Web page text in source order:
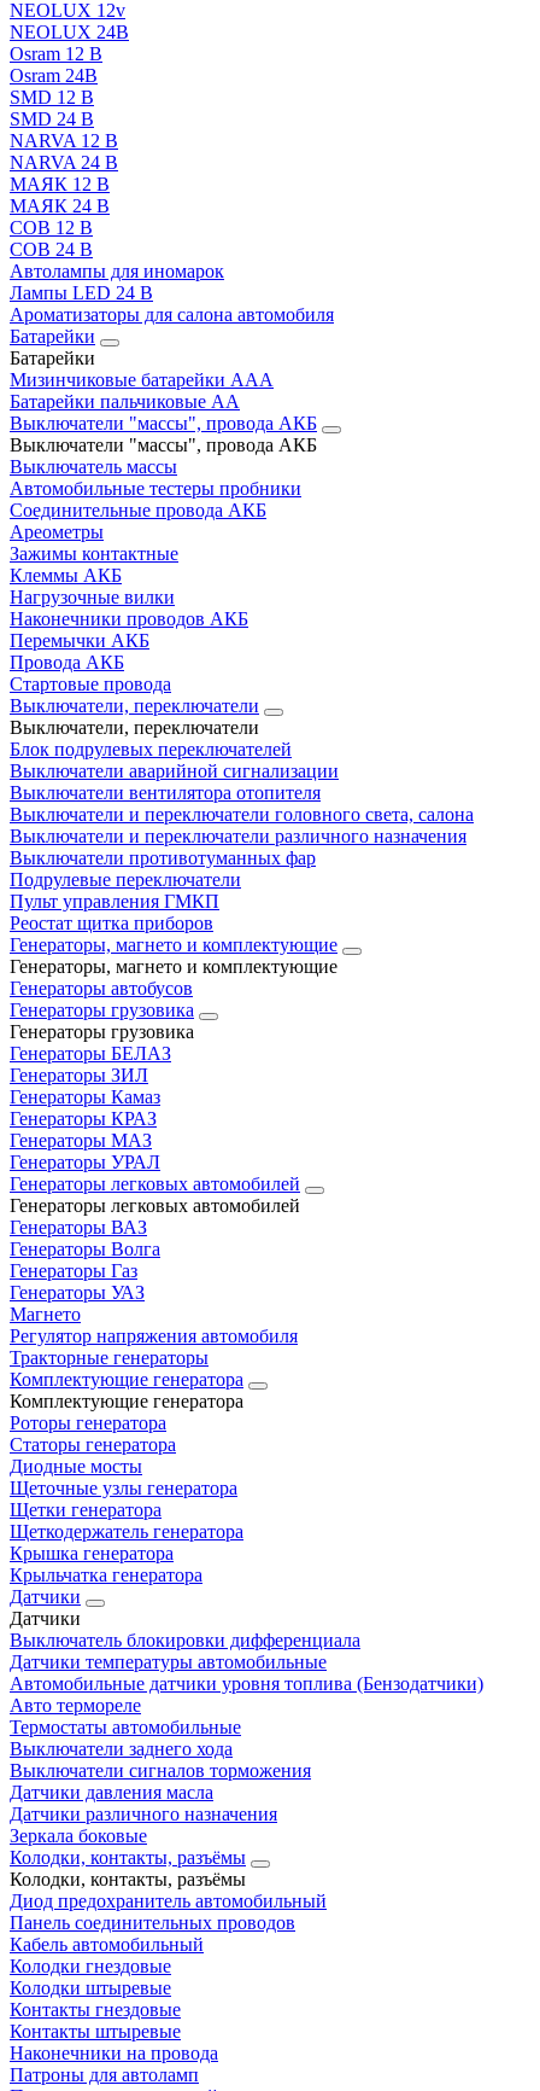
NEOLUX 12v
NEOLUX 24В
Osram 12 В
Osram 24В
SMD 12 В
SMD 24 В
NARVA 12 В
NARVA 24 В
МАЯК 12 В
МАЯК 24 В
COB 12 В
COB 24 В
Автолампы для иномарок
Лампы LED 24 B
Ароматизаторы для салона автомобиля
Батарейки
Батарейки
Мизинчиковые батарейки AAA
Батарейки пальчиковые АА
Выключатели "массы", провода АКБ
Выключатели "массы", провода АКБ
Выключатель массы
Автомобильные тестеры пробники
Соединительные провода АКБ
Ареометры
Зажимы контактные
Клеммы АКБ
Нагрузочные вилки
Наконечники проводов АКБ
Перемычки АКБ
Провода АКБ
Стартовые провода
Выключатели, переключатели
Выключатели, переключатели
Блок подрулевых переключателей
Выключатели аварийной сигнализации
Выключатели вентилятора отопителя
Выключатели и переключатели головного света, салона
Выключатели и переключатели различного назначения
Выключатели противотуманных фар
Подрулевые переключатели
Пульт управления ГМКП
Реостат щитка приборов
Генераторы, магнето и комплектующие
Генераторы, магнето и комплектующие
Генераторы автобусов
Генераторы грузовика
Генераторы грузовика
Генераторы БЕЛАЗ
Генераторы ЗИЛ
Генераторы Камаз
Генераторы КРАЗ
Генераторы МАЗ
Генераторы УРАЛ
Генераторы легковых автомобилей
Генераторы легковых автомобилей
Генераторы ВАЗ
Генераторы Волга
Генераторы Газ
Генераторы УАЗ
Магнето
Регулятор напряжения автомобиля
Тракторные генераторы
Комплектующие генератора
Комплектующие генератора
Роторы генератора
Статоры генератора
Диодные мосты
Щеточные узлы генератора
Щетки генератора
Щеткодержатель генератора
Крышка генератора
Крыльчатка генератора
Датчики
Датчики
Выключатель блокировки дифференциала
Датчики температуры автомобильные
Автомобильные датчики уровня топлива (Бензодатчики)
Авто термореле
Термостаты автомобильные
Выключатели заднего хода
Выключатели сигналов торможения
Датчики давления масла
Датчики различного назначения
Зеркала боковые
Колодки, контакты, разъёмы
Колодки, контакты, разъёмы
Диод предохранитель автомобильный
Панель соединительных проводов
Кабель автомобильный
Колодки гнездовые
Колодки штыревые
Контакты гнездовые
Контакты штыревые
Наконечники на провода
Патроны для автоламп